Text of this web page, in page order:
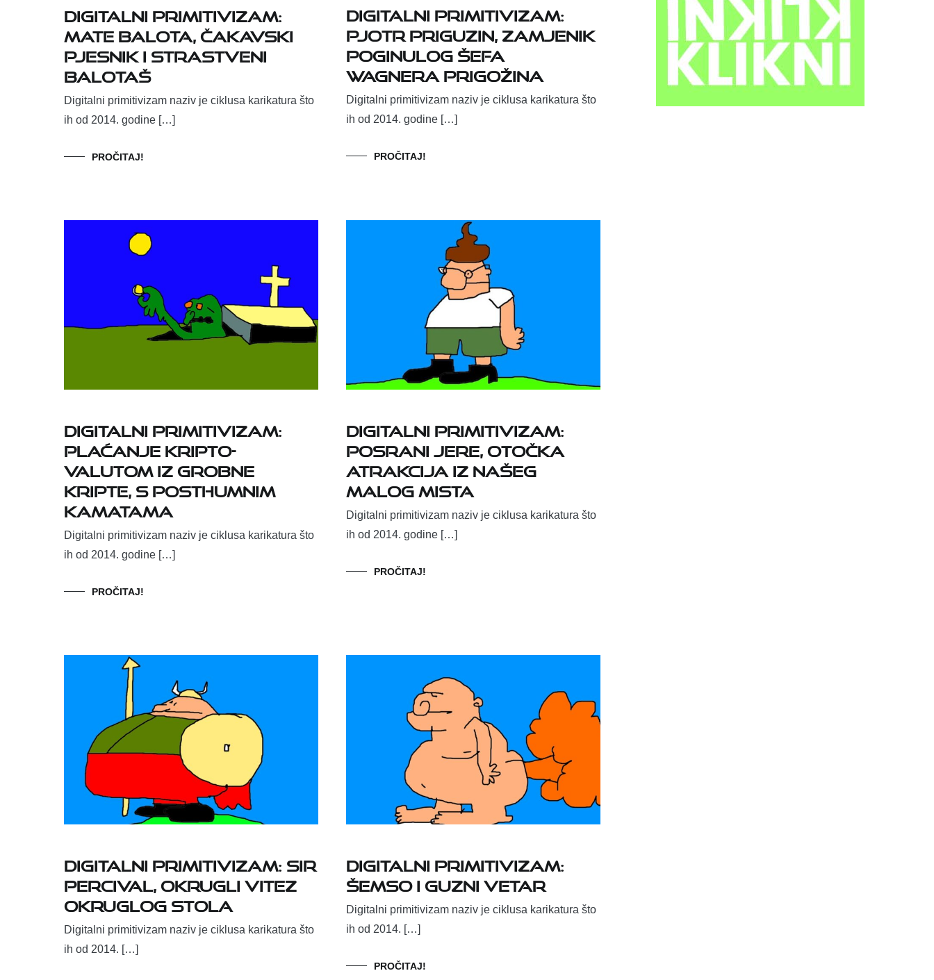
DIGITALNI PRIMITIVIZAM:
MATE BALOTA, ČAKAVSKI
PJESNIK I STRASTVENI
BALOTAŠ
Digitalni primitivizam naziv je ciklusa karikatura što
ih od 2014. godine […]
PROČITAJ!
Digitalni primitivizam:
Pjotr Priguzin, zamjenik
poginulog šefa
Wagnera Prigožina
Digitalni primitivizam naziv je ciklusa karikatura što
ih od 2014. godine […]
PROČITAJ!
Digitalni primitivizam:
Plaćanje kripto-
valutom iz grobne
kripte, s posthumnim
kamatama
Digitalni primitivizam naziv je ciklusa karikatura što
ih od 2014. godine […]
PROČITAJ!
DIGITALNI PRIMITIVIZAM:
Posrani Jere, otočka
atrakcija iz našeg
malog mista
Digitalni primitivizam naziv je ciklusa karikatura što
ih od 2014. godine […]
PROČITAJ!
Digitalni primitivizam: Sir
Percival, okrugli vitez
Okruglog stola
Digitalni primitivizam naziv je ciklusa karikatura što
ih od 2014. […]
Digitalni primitivizam:
Šemso i guzni vetar
Digitalni primitivizam naziv je ciklusa karikatura što
ih od 2014. […]
PROČITAJ!